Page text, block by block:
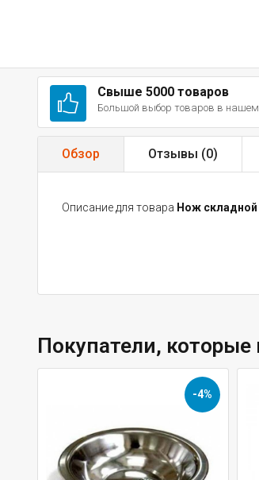
Свыше 5000 товаров
Большой выбор товаров в
Обзор Отзывы (0)
Описание для товара Нож
Покупатели,
-4%